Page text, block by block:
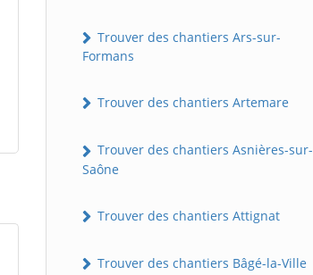
Trouver des chantiers Ars-sur-
Formans
Trouver des chantiers Artemare
Trouver des chantiers Asnières-sur-
Saône
Trouver des chantiers Attignat
Trouver des chantiers Bâgé-la-Ville